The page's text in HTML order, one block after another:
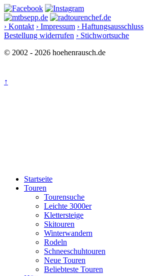
› Kontakt › Impressum › Haftungsausschluss
Bestellung widerrufen › Stichwortsuche
© 2002 - 2026 hoehenrausch.de
↑
Startseite
Touren
Tourensuche
Leichte 3000er
Klettersteige
Skitouren
Winterwandern
Rodeln
Schneeschuhtouren
Neue Touren
Beliebteste Touren